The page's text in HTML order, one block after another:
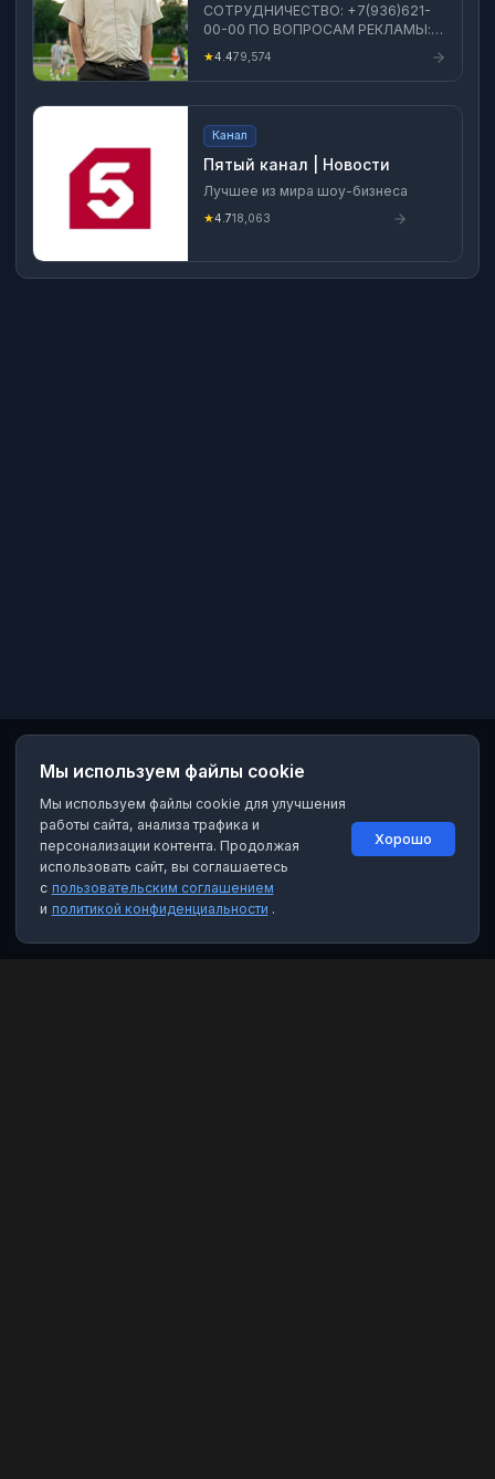
СОТРУДНИЧЕСТВО: +7(936)621-
00-00 ПО ВОПРОСАМ РЕКЛАМЫ:
ВК СООБЩЕСТВО:
https://vk.com/azamatmusagaliev
Мой TELEGRAM:
https://t.me/azabraza84
★4.479,574
Канал
Пятый канал | Новости
Лучшее из мира шоу-бизнеса
★4.718,063
Мы используем файлы cookie
Мы используем файлы cookie для улучшения
работы сайта, анализа трафика и
персонализации контента. Продолжая
использовать сайт, вы соглашаетесь
с пользовательским соглашением
и политикой конфиденциальности .
Хорошо